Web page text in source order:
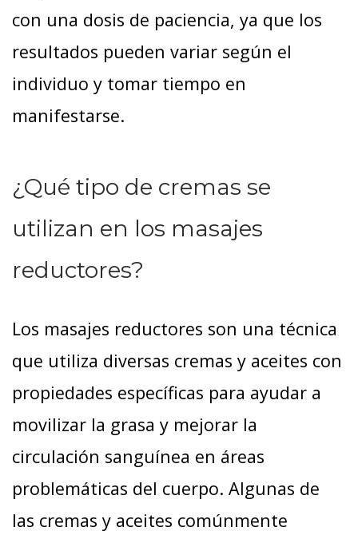
con una dosis de paciencia, ya que los
resultados pueden variar según el
individuo y tomar tiempo en
manifestarse.
¿Qué tipo de cremas se
utilizan en los masajes
reductores?
Los masajes reductores son una técnica
que utiliza diversas cremas y aceites con
propiedades específicas para ayudar a
movilizar la grasa y mejorar la
circulación sanguínea en áreas
problemáticas del cuerpo. Algunas de
las cremas y aceites comúnmente